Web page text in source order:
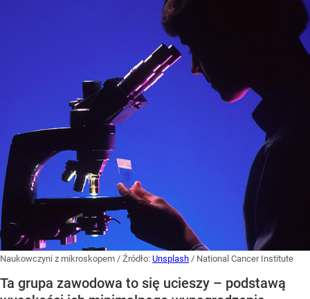
Naukowczyni z mikroskopem / Źródło: Unsplash / National Cancer Institute
Ta grupa zawodowa to się ucieszy – podstawą